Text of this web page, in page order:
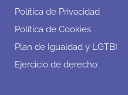
Política de Privacidad
Política de Cookies
Plan de Igualdad y LGTBI
Ejercicio de derecho